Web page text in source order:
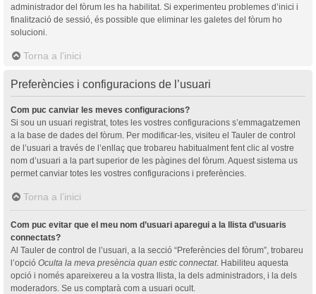
administrador del fòrum les ha habilitat. Si experimenteu problemes d’inici i
finalització de sessió, és possible que eliminar les galetes del fòrum ho
solucioni.
Torna a l’inici
Preferències i configuracions de l’usuari
Com puc canviar les meves configuracions?
Si sou un usuari registrat, totes les vostres configuracions s’emmagatzemen
a la base de dades del fòrum. Per modificar-les, visiteu el Tauler de control
de l’usuari a través de l’enllaç que trobareu habitualment fent clic al vostre
nom d’usuari a la part superior de les pàgines del fòrum. Aquest sistema us
permet canviar totes les vostres configuracions i preferències.
Torna a l’inici
Com puc evitar que el meu nom d’usuari aparegui a la llista d’usuaris
connectats?
Al Tauler de control de l’usuari, a la secció “Preferències del fòrum”, trobareu
l’opció Oculta la meva presència quan estic connectat. Habiliteu aquesta
opció i només apareixereu a la vostra llista, la dels administradors, i la dels
moderadors. Se us comptarà com a usuari ocult.